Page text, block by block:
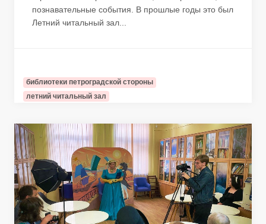
познавательные события. В прошлые годы это был
Летний читальный зал...
библиотеки петроградской стороны
летний читальный зал